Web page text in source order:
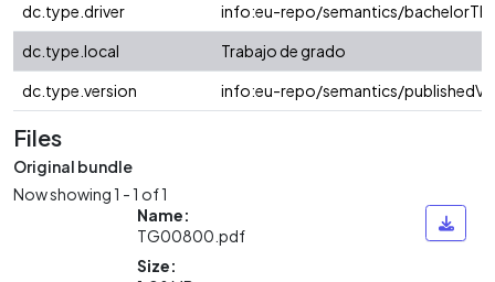
dc.type.driver
info:eu-repo/semantics/
dc.type.local
Trabajo de grado
dc.type.version
info:eu-repo/semantics/
Files
Original bundle
Now showing1 - 1 of 1
Name:
TG00800.pdf
Size: